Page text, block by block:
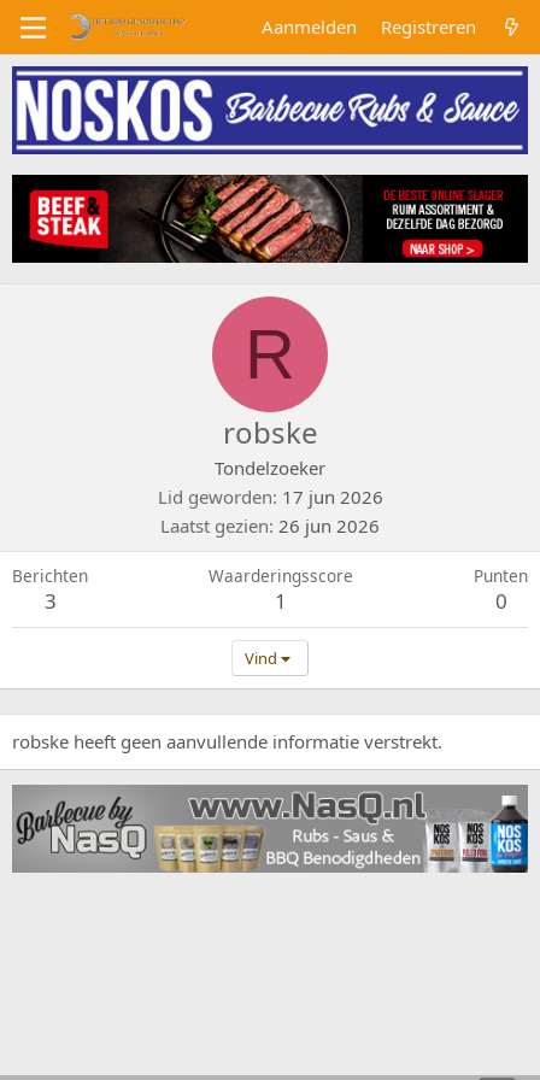
Aanmelden Registreren
R
robske
Tondelzoeker
Lid geworden 17 jun 2026
Laatst gezien 26 jun 2026
Berichten
3
Waarderingsscore
1
Punten
0
Vind
robske heeft geen aanvullende informatie verstrekt.